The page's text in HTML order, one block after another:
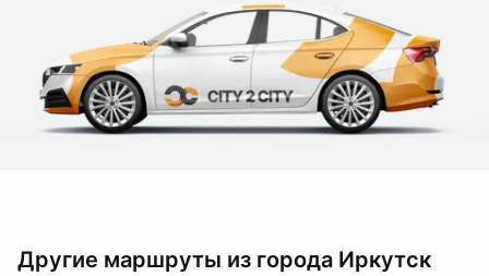
Другие маршруты из города Иркутск